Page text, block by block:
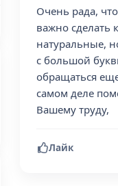
Очень рада,
важно сделать
натуральные,
с большой
обращаться
самом деле
Вашему труду,
Лайк